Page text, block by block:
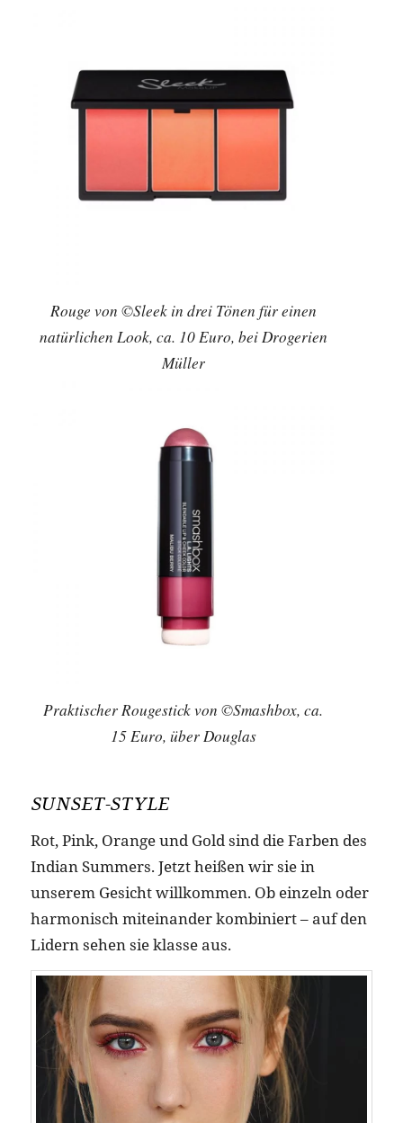
Rouge von ©Sleek in drei Tönen für einen
natürlichen Look, ca. 10 Euro, bei Drogerien
Müller
Praktischer Rougestick von ©Smashbox, ca.
15 Euro, über Douglas
SUNSET-STYLE
Rot, Pink, Orange und Gold sind die Farben des
Indian Summers. Jetzt heißen wir sie in
unserem Gesicht willkommen. Ob einzeln oder
harmonisch miteinander kombiniert – auf den
Lidern sehen sie klasse aus.